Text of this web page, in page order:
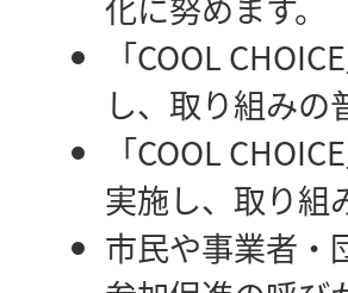
「COOL
し、取り組みの
「COOL
実施し、取り組
市民や事業者・